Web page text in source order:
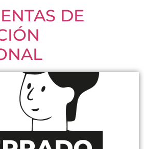
DE